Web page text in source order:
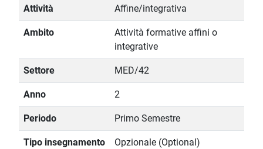
Attività Affine/integrativa
Ambito
Attività formative affini o
integrative
Settore MED/42
Anno 2
Periodo Primo Semestre
Tipo insegnamento Opzionale (Optional)